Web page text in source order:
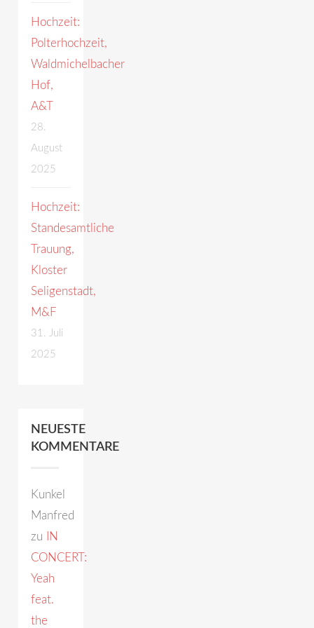
Hochzeit:
Polterhochzeit,
Waldmichelbacher
Hof,
A&T
28.
August
2025
Hochzeit:
Standesamtliche
Trauung,
Kloster
Seligenstadt,
M&F
31. Juli
2025
NEUESTE
KOMMENTARE
Kunkel
Manfred
zu
IN
CONCERT:
Yeah
feat.
the